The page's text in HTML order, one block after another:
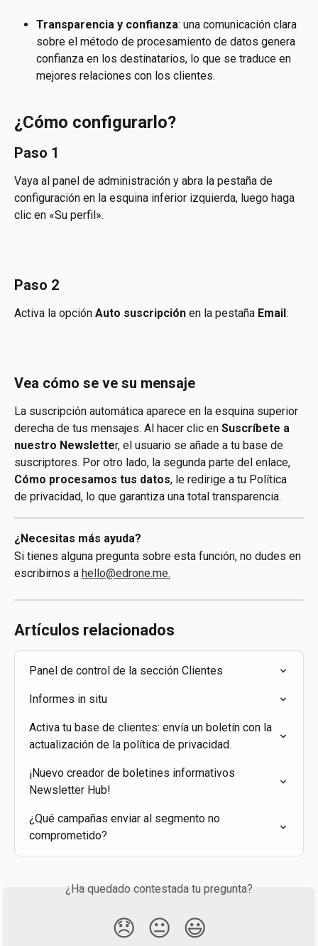
Transparencia y confianza: una comunicación clara
sobre el método de procesamiento de datos genera
confianza en los destinatarios, lo que se traduce en
mejores relaciones con los clientes.
¿Cómo configurarlo?
Paso 1
Vaya al panel de administración y abra la pestaña de
configuración en la esquina inferior izquierda, luego haga
clic en «Su perfil».
Paso 2
Activa la opción Auto suscripción en la pestaña Email:
Vea cómo se ve su mensaje
La suscripción automática aparece en la esquina superior
derecha de tus mensajes. Al hacer clic en Suscríbete a
nuestro Newsletter, el usuario se añade a tu base de
suscriptores. Por otro lado, la segunda parte del enlace,
Cómo procesamos tus datos, le redirige a tu Política
de privacidad, lo que garantiza una total transparencia.
¿Necesitas más ayuda?
Si tienes alguna pregunta sobre esta función, no dudes en
escribirnos a hello@edrone.me.
Artículos relacionados
Panel de control de la sección Clientes
Informes in situ
Activa tu base de clientes: envía un boletín con la
actualización de la política de privacidad.
¡Nuevo creador de boletines informativos
Newsletter Hub!
¿Qué campañas enviar al segmento no
comprometido?
¿Ha quedado contestada tu pregunta?
😞 😐 😃